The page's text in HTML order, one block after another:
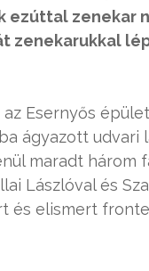
ezúttal zenekar
zenekarukkal
Esernyős
ágyazott
maradt három
Lászlóval és
és elismert